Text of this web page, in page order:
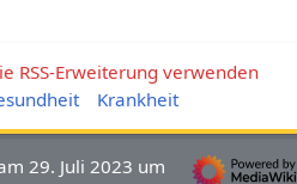
RSS-Erweiterung verwenden
Krankheit
29. Juli 2023 um